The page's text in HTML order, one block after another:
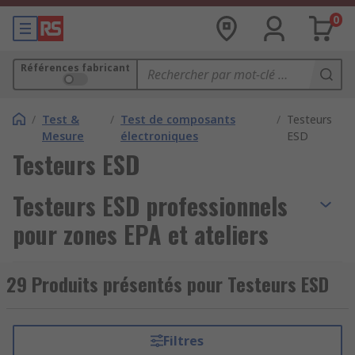
0
Références fabricant
/ Test &
Mesure
/ Test de composants
électroniques
/ Testeurs
ESD
Testeurs ESD
Testeurs ESD professionnels
pour zones EPA et ateliers
essentielspour mesurer, contrôler et empêcher
les décharges électrostatiques dans une zone
29 Produits présentés pour Testeurs ESD
Filtres